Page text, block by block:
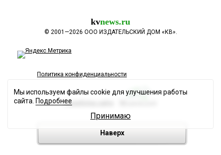
kvnews.ru
© 2001—2026 ООО ИЗДАТЕЛЬСКИЙ ДОМ «КВ».
Политика конфиденциальности
Разработка сайта
Наверх
Мы используем файлы cookie для улучшения работы
сайта. Подробнее
Принимаю